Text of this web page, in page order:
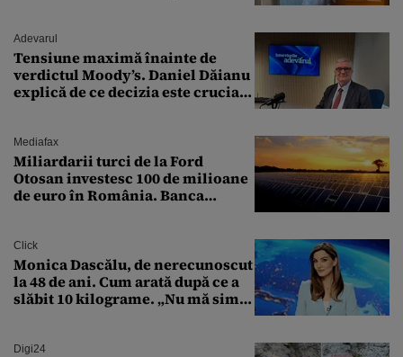
Adevarul
Tensiune maximă înainte de
verdictul Moody’s. Daniel Dăianu
explică de ce decizia este crucială
Mediafax
Miliardarii turci de la Ford
Otosan investesc 100 de milioane
de euro în România. Banca
Click
Monica Dascălu, de nerecunoscut
la 48 de ani. Cum arată după ce a
slăbit 10 kilograme. „Nu mă simt
Digi24